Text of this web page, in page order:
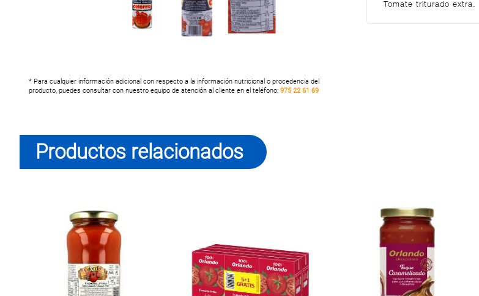
Tomate triturado extra.
* Para cualquier información adicional con respecto a la información nutricional o procedencia del
producto, puedes consultar con nuestro equipo de atención al cliente en el teléfono: 975 22 61 69
Productos relacionados